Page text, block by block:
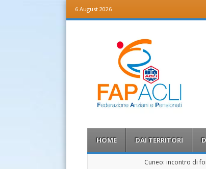
6 August 2026
Fap Acli
Menu
HOME DAI TERRITORI
Cuneo: incontro di